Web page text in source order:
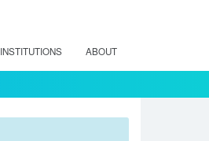
INSTITUTIONS ABOUT